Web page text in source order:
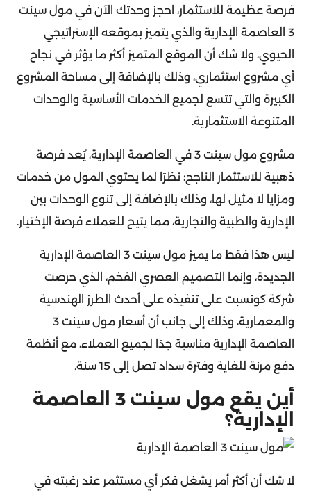
فرصة عظيمة للاستثمار، احجز وحدتك الآن في مول سينت
3 العاصمة الإدارية والذي يتميز بموقعه الإستراتيجي
الحيوي، ولا شك أن الموقع المتميز أكثر ما يؤثر في نجاح
أي مشروع استثماري، وذلك بالإضافة إلى مساحة المشروع
الكبيرة والتي تتسع لجميع الخدمات الأساسية والوحدات
المتنوعة الاستثمارية.
مشروع مول سينت 3 في العاصمة الإدارية، يُعد فرصة
ذهبية للاستثمار الناجح؛ نظرًا لما يحتوي المول من خدمات
ومزايا لا مثيل لها، وذلك بالإضافة إلى تنوع الوحدات بين
الإدارية والطبية والتجارية، مما يتيح للعملاء فرصة الإختيار.
ليس هذا فقط ما يميز مول سينت 3 العاصمة الإدارية
الجديدة، وإنما التصميم العصري الفخم، الذي حرصت
شركة كونسبت على تنفيذه على أحدث الطرز الهندسية
والمعمارية، وذلك إلى جانب أن أسعار مول سينت 3
العاصمة الإدارية مناسبة جدًا لجميع العملاء، مع أنظمة
دفع مرنة للغاية وفترة سداد تصل إلى 15 سنة.
أين يقع مول سينت 3 العاصمة
الإدارية؟
لا شك أن أكثر أمر يشغل فكر أي مستثمر عند رغبته في